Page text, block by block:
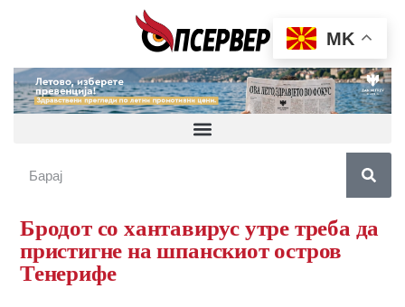
Бродот со хантавирус утре треба да
пристигне на шпанскиот остров
Тенерифе
MK